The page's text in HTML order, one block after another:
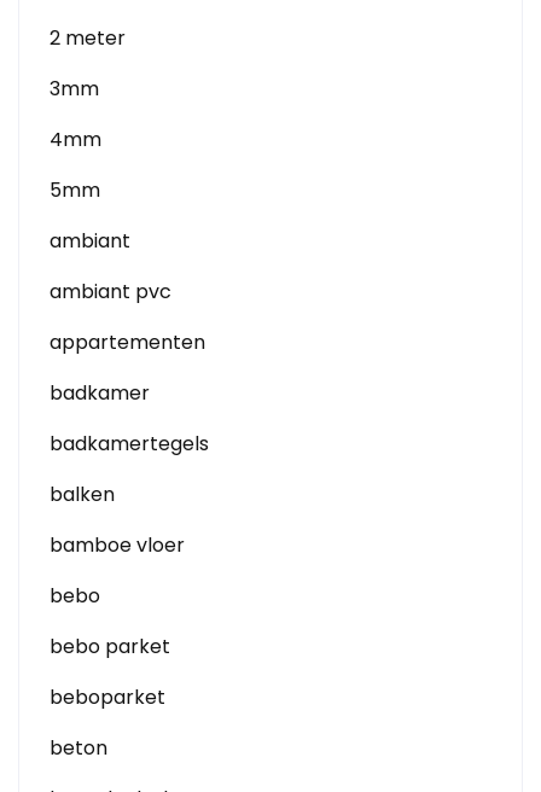
2 meter
3mm
4mm
5mm
ambiant
ambiant pvc
appartementen
badkamer
badkamertegels
balken
bamboe vloer
bebo
bebo parket
beboparket
beton